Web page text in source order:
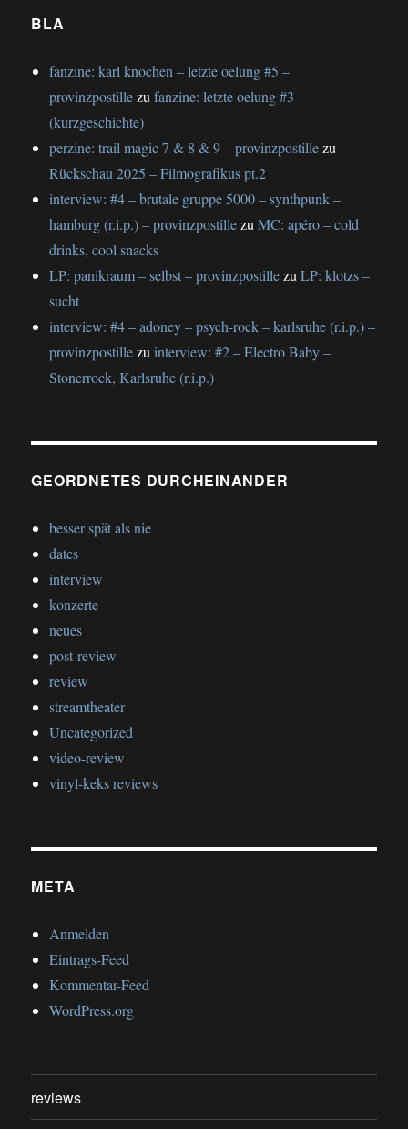
BLA
fanzine: karl knochen – letzte oelung #5 –
provinzpostillezufanzine: letzte oelung #3
(kurzgeschichte)
perzine: trail magic 7 & 8 & 9 – provinzpostillezu
Rückschau 2025 – Filmografikus pt.2
interview: #4 – brutale gruppe 5000 – synthpunk –
hamburg (r.i.p.) – provinzpostillezuMC: apéro – cold
drinks, cool snacks
LP: panikraum – selbst – provinzpostillezuLP: klotzs –
sucht
interview: #4 – adoney – psych-rock – karlsruhe (r.i.p.) –
provinzpostillezuinterview: #2 – Electro Baby –
Stonerrock, Karlsruhe (r.i.p.)
GEORDNETES DURCHEINANDER
besser spät als nie
dates
interview
konzerte
neues
post-review
review
streamtheater
Uncategorized
video-review
vinyl-keks reviews
META
Anmelden
Eintrags-Feed
Kommentar-Feed
WordPress.org
reviews